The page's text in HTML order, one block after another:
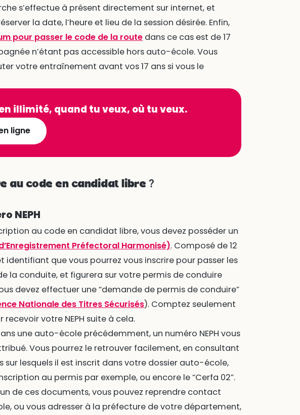
s’effectue à présent directement sur internet, et
la date, l’heure et lieu de la session désirée. Enfin,
pour passer le code de la routedans ce cas est de 17
n’étant pas accessible hors auto-école. Vous
votre entraînement avant vos 17 ans si vous le
illimité, quand tu veux, où tu veux.
ligne
au code en candidat libre ?
NEPH
au code en candidat libre, vous devez posséder un
Préfectoral Harmonisé). Composé de 12
identifiant que vous pourrez vous inscrire pour passer les
la conduite, et figurera sur votre permis de conduire
devez effectuer une “demande de permis de conduire”
Nationale des Titres Sécurisés). Comptez seulement
votre NEPH suite à cela.
une auto-école précédemment, un numéro NEPH vous
Vous pourrez le retrouver facilement, en consultant
sur lesquels il est inscrit dans votre dossier auto-école,
au permis par exemple, ou encore le “Cerfa 02”.
de ces documents, vous pouvez reprendre contact
ou vous adresser à la préfecture de votre département,